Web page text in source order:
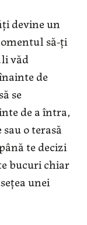
devine un
să-ți
văd
de
se
de a întra,
o terasă
te decizi
bucuri chiar
unei